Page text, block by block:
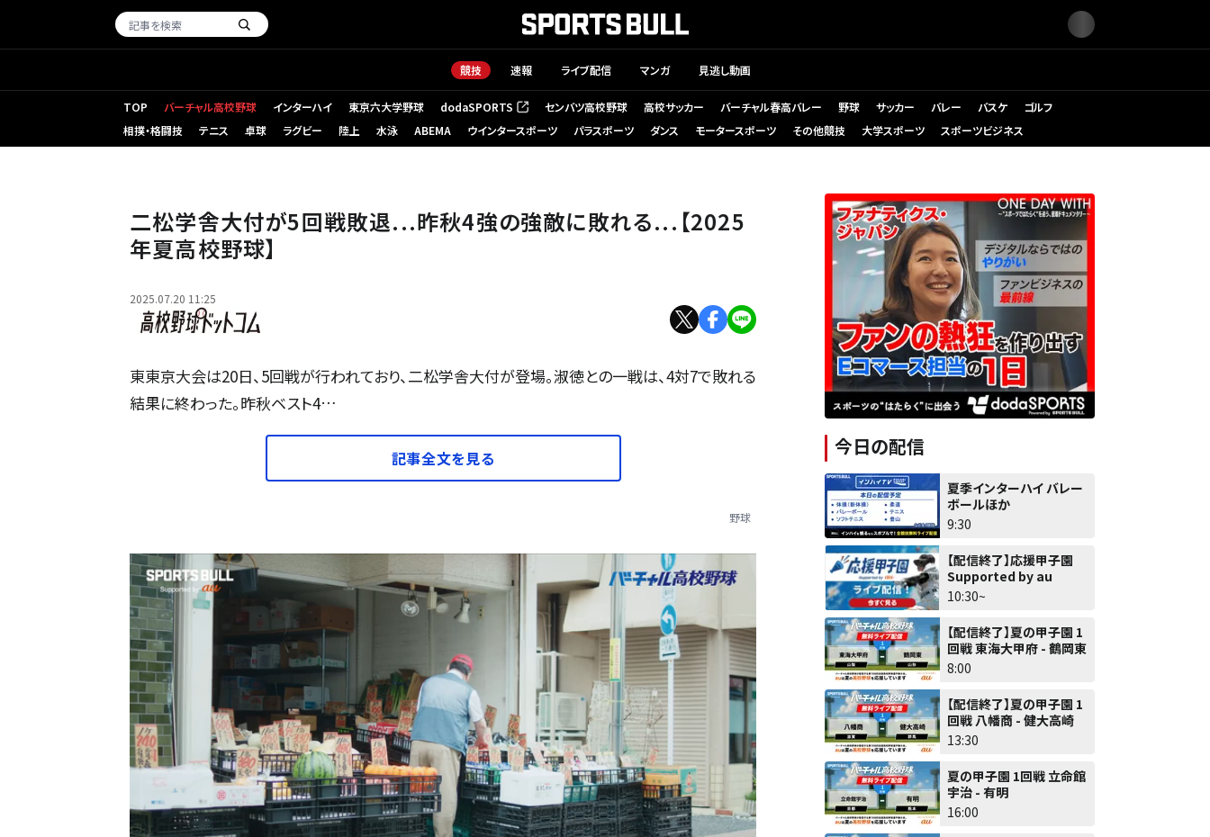
競技 速報 ライブ配信 マンガ 見逃し動画
TOP バーチャル高校野球 インターハイ 東京六大学野球 dodaSPORTS
（新しいタブで開く） センバツ高校野球 高校サッカー バーチャル春高バレー 野球 サッカー バレー バスケ
ゴルフ
相撲・格闘技
テニス 卓球 ラグビー 陸上 水泳 ABEMA ウインタースポーツ パラスポーツ ダンス モータースポーツ その他競技 大学スポーツ スポーツビジネス
二松学舎大付が5回戦敗退...昨秋4強の強敵に敗れる...【2025
年夏高校野球】
2025.07.20 11:25
東東京大会は20日、5回戦が行われており、二松学舎大付が登場。淑徳との一戦は、4対7で敗れる
結果に終わった。昨秋ベスト4…
記事全文を見る
野球
今日の配信
夏季インターハイ バレー
ボールほか
9:30
【配信終了】応援甲子園
Supported by au
10:30~
【配信終了】夏の甲子園 1
回戦 東海大甲府 - 鶴岡東
8:00
【配信終了】夏の甲子園 1
回戦 八幡商 - 健大高崎
13:30
夏の甲子園 1回戦 立命館
宇治 - 有明
16:00